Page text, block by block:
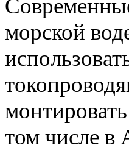
морской
том числе в